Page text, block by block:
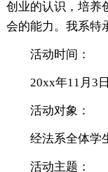
创业的认识，培养
会的能力。我系特
活动时间：
20xx年11月3日
活动对象：
经法系全体学
活动主题：